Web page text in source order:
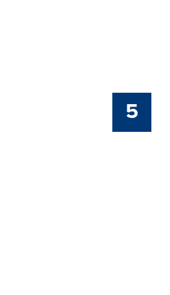
5